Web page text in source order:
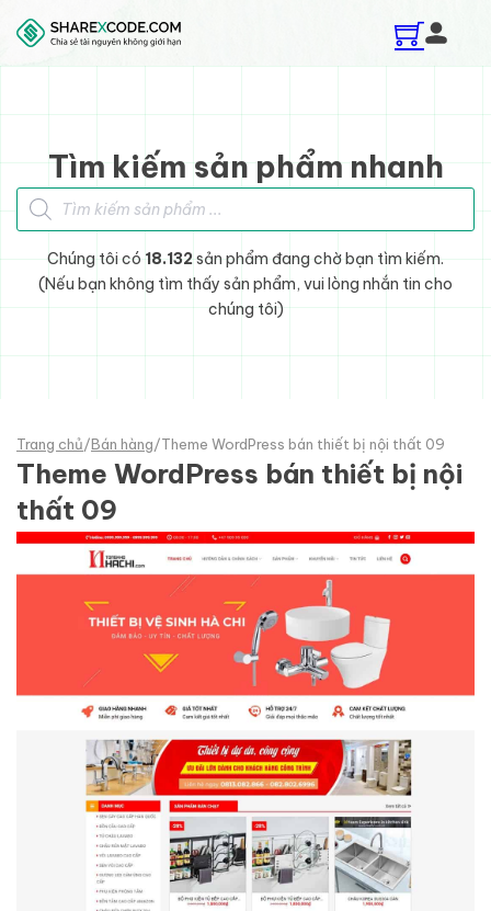
Skip to main content
Skip to footer
Tìm kiếm sản phẩm nhanh
Tìm kiếm sản phẩm
Chúng tôi có 18.132sản phẩm đang chờ bạn tìm kiếm.
(Nếu bạn không tìm thấy sản phẩm, vui lòng nhắn tin cho
chúng tôi)
Trang chủ/Bán hàng/Theme WordPress bán thiết bị nội thất 09
Theme WordPress bán thiết bị nội
thất 09